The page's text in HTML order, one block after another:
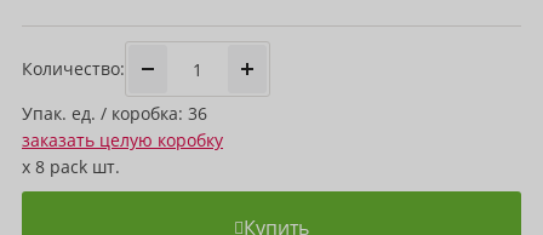
Количество:
Упак. ед. / коробка: 36
заказать целую коробку
x 8 pack шт.
Купить